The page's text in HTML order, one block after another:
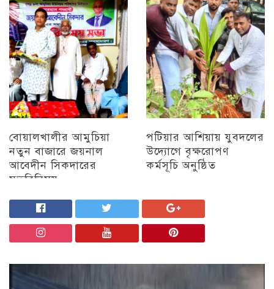
অন্যান্য
বোয়ালখালীর আমুচিয়া
নতুন বাজারে জয়নাল
আবেদীন সিকদারের
মতবিনিময়
চট্টগ্রাম
পটিয়ার আশিয়ায় যুবদলের
উদ্যোগে বৃক্ষরোপণ
কর্মসূচি অনুষ্ঠিত